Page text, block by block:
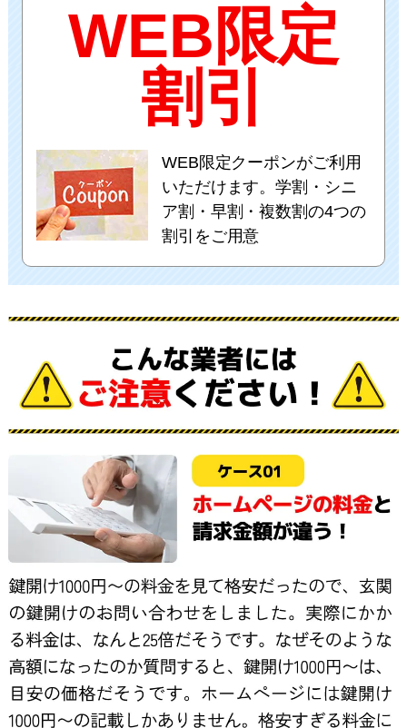
WEB限定
割引
WEB限定クーポンがご利用
いただけます。学割・シニ
ア割・早割・複数割の4つの
割引をご用意